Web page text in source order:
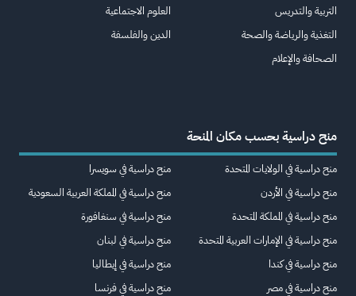
التربية والتدريس
التغذية والرياضة والصحة
الصحافة والإعلام
العلوم الاجتماعية
الدين والفلسفة
منح دراسية بحسب مكان المنحة
منح دراسية في الولايات المتحدة
منح دراسية في الأردن
منح دراسية في المملكة المتحدة
منح دراسية في الإمارات العربية المتحدة
منح دراسية في كندا
منح دراسية في مصر
منح دراسية في سويسرا
منح دراسية في المملكة العربية السعودية
منح دراسية في سنغافورة
منح دراسية في لبنان
منح دراسية في إيطاليا
منح دراسية في فرنسا